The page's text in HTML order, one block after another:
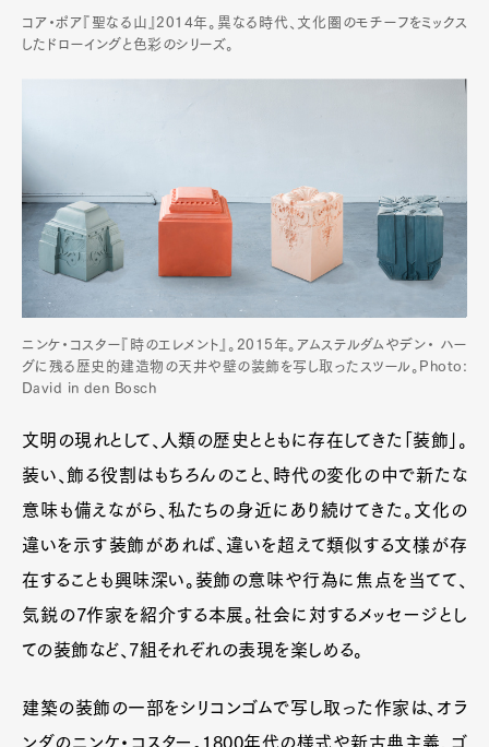
コア・ポア『聖なる山』2014年。異なる時代、文化圏のモチーフをミックス
したドローイングと色彩のシリーズ。
ニンケ・コスター『時のエレメント』。2015年。アムステルダムやデン・ ハー
グに残る歴史的建造物の天井や壁の装飾を写し取ったスツール。Photo:
David in den Bosch
文明の現れとして、人類の歴史とともに存在してきた「装飾」。
装い、飾る役割はもちろんのこと、時代の変化の中で新たな
意味も備えながら、私たちの身近にあり続けてきた。文化の
違いを示す装飾があれば、違いを超えて類似する文様が存
在することも興味深い。装飾の意味や行為に焦点を当てて、
気鋭の7作家を紹介する本展。社会に対するメッセージとし
ての装飾など、7組それぞれの表現を楽しめる。
建築の装飾の一部をシリコンゴムで写し取った作家は、オラ
ンダのニンケ・コスター。1800年代の様式や新古典主義、ゴ